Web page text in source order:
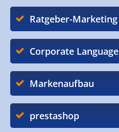
Ratgeber-Marketing
Corporate Language
Markenaufbau
prestashop